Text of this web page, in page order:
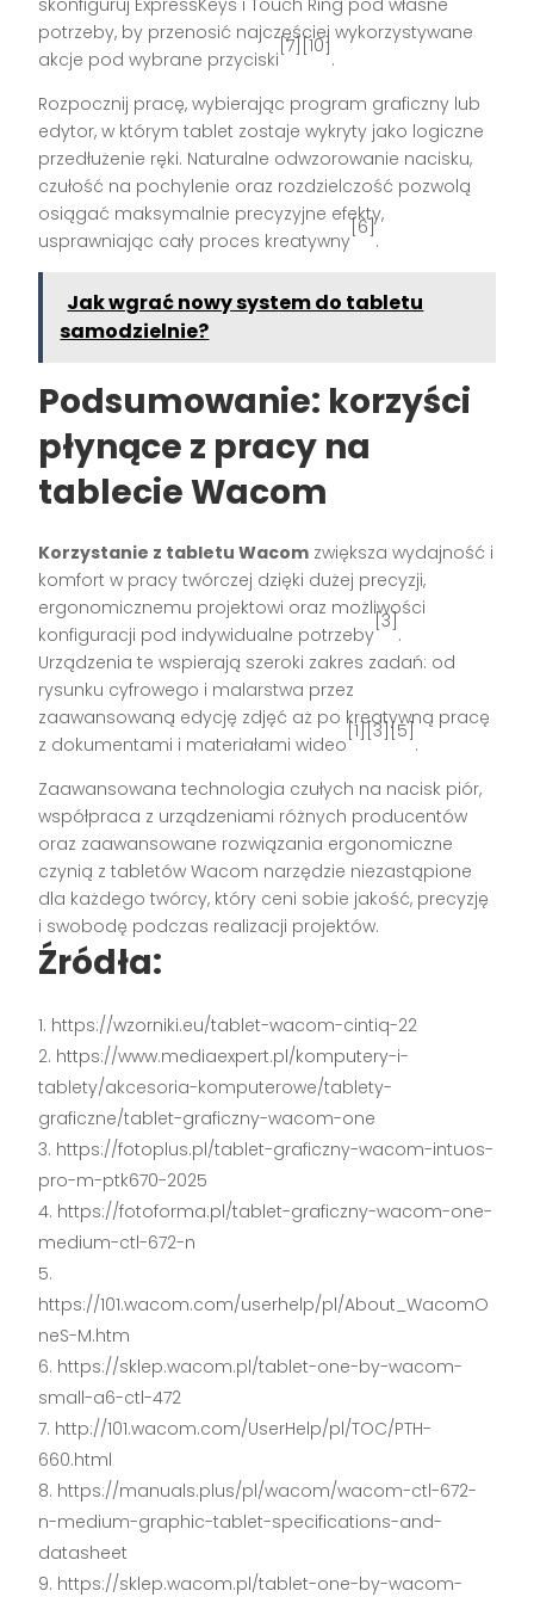
potrzeby, by przenosić najczęściej wykorzystywane
akcje pod wybrane przyciski
[7][10]
.
Rozpocznij pracę, wybierając program graficzny lub
edytor, w którym tablet zostaje wykryty jako logiczne
przedłużenie ręki. Naturalne odwzorowanie nacisku,
czułość na pochylenie oraz rozdzielczość pozwolą
osiągać maksymalnie precyzyjne efekty,
usprawniając cały proces kreatywny
[6]
.
Jak wgrać nowy system do tabletu
samodzielnie?
Podsumowanie: korzyści
płynące z pracy na
tablecie Wacom
Korzystanie z tabletu Wacom zwiększa wydajność i
komfort w pracy twórczej dzięki dużej precyzji,
ergonomicznemu projektowi oraz możliwości
konfiguracji pod indywidualne potrzeby
[3]
.
Urządzenia te wspierają szeroki zakres zadań: od
rysunku cyfrowego i malarstwa przez
zaawansowaną edycję zdjęć aż po kreatywną pracę
z dokumentami i materiałami wideo
[1][3][5]
.
Zaawansowana technologia czułych na nacisk piór,
współpraca z urządzeniami różnych producentów
oraz zaawansowane rozwiązania ergonomiczne
czynią z tabletów Wacom narzędzie niezastąpione
dla każdego twórcy, który ceni sobie jakość, precyzję
i swobodę podczas realizacji projektów.
Źródła:
https://wzorniki.eu/tablet-wacom-cintiq-22
https://www.mediaexpert.pl/komputery-i-
tablety/akcesoria-komputerowe/tablety-
graficzne/tablet-graficzny-wacom-one
https://fotoplus.pl/tablet-graficzny-wacom-intuos-
pro-m-ptk670-2025
https://fotoforma.pl/tablet-graficzny-wacom-one-
medium-ctl-672-n
https://101.wacom.com/userhelp/pl/About_WacomO
neS-M.htm
https://sklep.wacom.pl/tablet-one-by-wacom-
small-a6-ctl-472
http://101.wacom.com/UserHelp/pl/TOC/PTH-
660.html
https://manuals.plus/pl/wacom/wacom-ctl-672-
n-medium-graphic-tablet-specifications-and-
datasheet
https://sklep.wacom.pl/tablet-one-by-wacom-